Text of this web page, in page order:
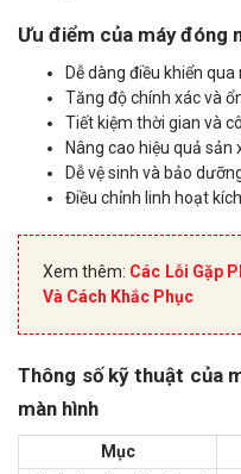
Ưu điểm của máy đóng
Dễ dàng điều khiển qua
Tăng độ chính xác và
Tiết kiệm thời gian và
Nâng cao hiệu quả sản
Dễ vệ sinh và bảo
Điều chỉnh linh hoạt
Xem thêm: Các Lỗi Gặp
Và Cách Khắc Phục
Thông số kỹ thuật của
màn hình
Mục